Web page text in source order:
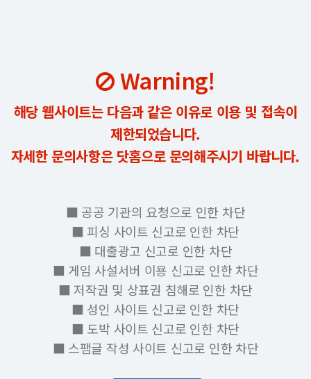
Warning!
해당 웹사이트는 다음과 같은 이유로 이용 및 접속이
제한되었습니다.
자세한 문의사항은 닷홈으로 문의해주시기 바랍니다.
■ 공공 기관의 요청으로 인한 차단
■ 피싱 사이트 신고로 인한 차단
■ 대출광고 신고로 인한 차단
■ 게임 사설서버 이용 신고로 인한 차단
■ 저작권 및 상표권 침해로 인한 차단
■ 성인 사이트 신고로 인한 차단
■ 도박 사이트 신고로 인한 차단
■ 스팸글 작성 사이트 신고로 인한 차단